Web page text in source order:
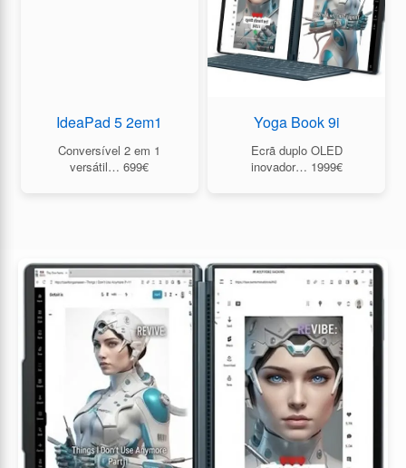
IdeaPad 5 2em1
Conversível 2 em 1
versátil… 699€
Yoga Book 9i
Ecrã duplo OLED
inovador… 1999€